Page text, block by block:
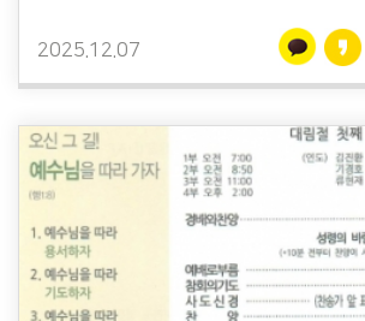
2025.12.07